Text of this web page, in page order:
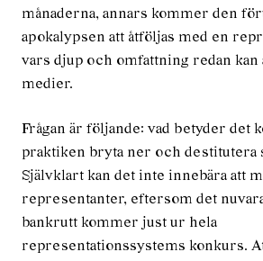
månaderna, annars kommer den
apokalypsen att åtföljas med en
vars djup och omfattning redan kan
medier.
Frågan är följande: vad betyder det
praktiken bryta ner och destitutera
Självklart kan det inte innebära att
representanter, eftersom det
bankrutt kommer just ur hela
representationssystems konkurs.